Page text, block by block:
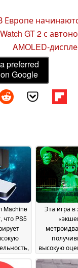
Европе
Watch GT 2 с
AMOLED-
preferred
Google
Machine
что PS5
Эта игра
высокую